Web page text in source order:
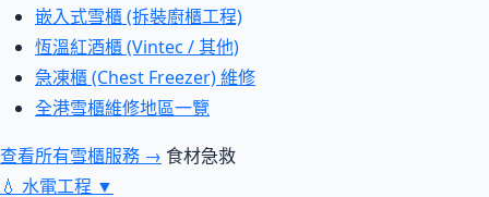
嵌入式雪櫃 (拆裝廚櫃工程)
恆溫紅酒櫃 (Vintec / 其他)
急凍櫃 (Chest Freezer) 維修
全港雪櫃維修地區一覽
查看所有雪櫃服務 → 食材急救
💧 水電工程 ▼